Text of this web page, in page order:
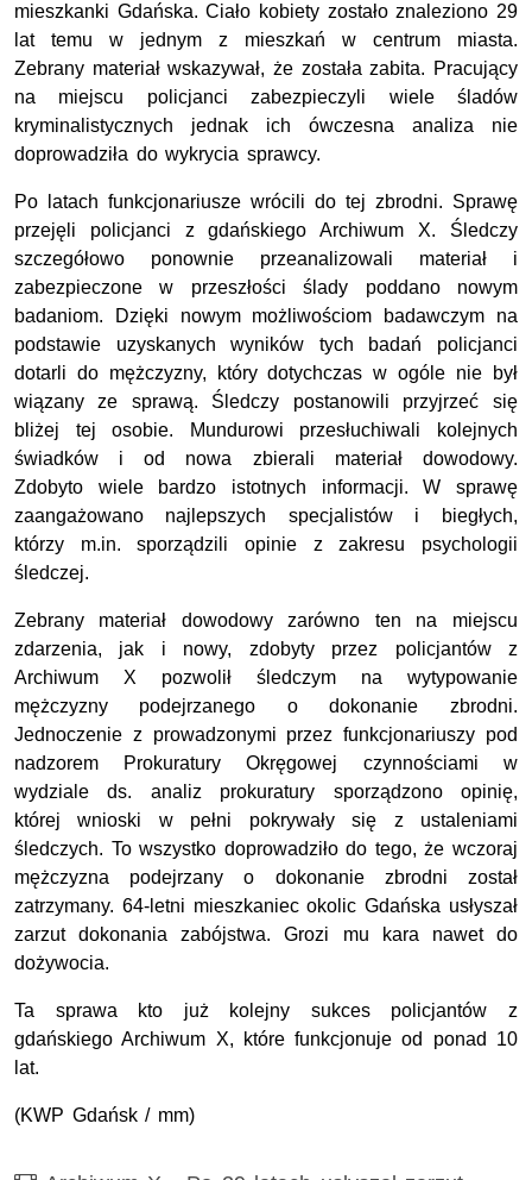
mieszkanki Gdańska. Ciało kobiety zostało znaleziono 29
lat temu w jednym z mieszkań w centrum miasta.
Zebrany materiał wskazywał, że została zabita. Pracujący
na miejscu policjanci zabezpieczyli wiele śladów
kryminalistycznych jednak ich ówczesna analiza nie
doprowadziła do wykrycia sprawcy.
Po latach funkcjonariusze wrócili do tej zbrodni. Sprawę
przejęli policjanci z gdańskiego Archiwum X. Śledczy
szczegółowo ponownie przeanalizowali materiał i
zabezpieczone w przeszłości ślady poddano nowym
badaniom. Dzięki nowym możliwościom badawczym na
podstawie uzyskanych wyników tych badań policjanci
dotarli do mężczyzny, który dotychczas w ogóle nie był
wiązany ze sprawą. Śledczy postanowili przyjrzeć się
bliżej tej osobie. Mundurowi przesłuchiwali kolejnych
świadków i od nowa zbierali materiał dowodowy.
Zdobyto wiele bardzo istotnych informacji. W sprawę
zaangażowano najlepszych specjalistów i biegłych,
którzy m.in. sporządzili opinie z zakresu psychologii
śledczej.
Zebrany materiał dowodowy zarówno ten na miejscu
zdarzenia, jak i nowy, zdobyty przez policjantów z
Archiwum X pozwolił śledczym na wytypowanie
mężczyzny podejrzanego o dokonanie zbrodni.
Jednoczenie z prowadzonymi przez funkcjonariuszy pod
nadzorem Prokuratury Okręgowej czynnościami w
wydziale ds. analiz prokuratury sporządzono opinię,
której wnioski w pełni pokrywały się z ustaleniami
śledczych. To wszystko doprowadziło do tego, że wczoraj
mężczyzna podejrzany o dokonanie zbrodni został
zatrzymany. 64-letni mieszkaniec okolic Gdańska usłyszał
zarzut dokonania zabójstwa. Grozi mu kara nawet do
dożywocia.
Ta sprawa kto już kolejny sukces policjantów z
gdańskiego Archiwum X, które funkcjonuje od ponad 10
lat.
(KWP Gdańsk / mm)